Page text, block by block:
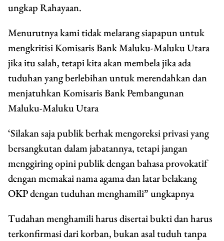
ungkap Rahayaan.
Menurutnya kami tidak melarang siapapun untuk
mengkritisi Komisaris Bank Maluku-Maluku Utara
jika itu salah, tetapi kita akan membela jika ada
tuduhan yang berlebihan untuk merendahkan dan
menjatuhkan Komisaris Bank Pembangunan
Maluku-Maluku Utara
‘Silakan saja publik berhak mengoreksi privasi yang
bersangkutan dalam jabatannya, tetapi jangan
menggiring opini publik dengan bahasa provokatif
dengan memakai nama agama dan latar belakang
OKP dengan tuduhan menghamili” ungkapnya
Tudahan menghamili harus disertai bukti dan harus
terkonfirmasi dari korban, bukan asal tuduh tanpa